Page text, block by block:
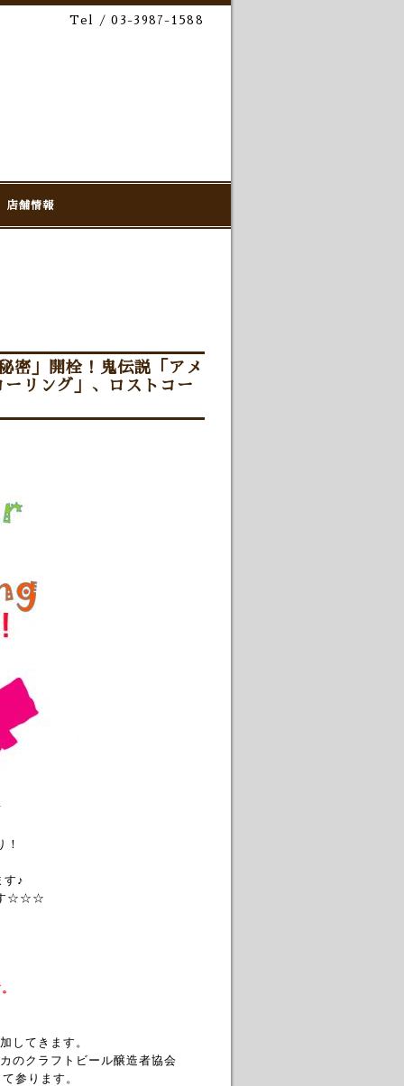
Tel / 03-3987-1588
店舗情報
密」開栓！鬼伝説「アメ
リング」、ロストコー
す♪
す☆☆☆
してきます。
のクラフトビール醸造者協会
参ります。